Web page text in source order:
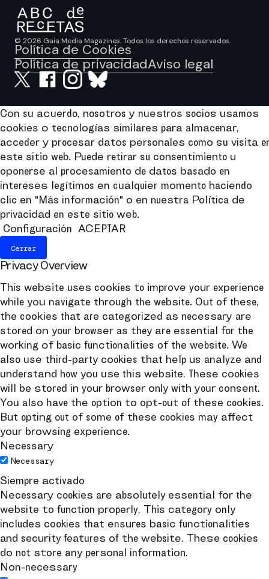
© 2026 Gaia Media Magazines. Todos los derechos reservados.
Política de Cookies
Política de privacidadAviso legal
Con su acuerdo, nosotros y nuestros socios usamos
cookies o tecnologías similares para almacenar,
acceder y procesar datos personales como su visita
este sitio web. Puede retirar su consentimiento u
oponerse al procesamiento de datos basado en
intereses legítimos en cualquier momento haciendo
clic en "Más información" o en nuestra Política de
privacidad en este sitio web.
Configuración
ACEPTAR
Cerrar
Privacy Overview
This website uses cookies to improve your experience
while you navigate through the website. Out of these,
the cookies that are categorized as necessary are
stored on your browser as they are essential for the
working of basic functionalities of the website. We
also use third-party cookies that help us analyze and
understand how you use this website. These cookies
will be stored in your browser only with your consent.
You also have the option to opt-out of these cookies.
But opting out of some of these cookies may affect
your browsing experience.
Necessary
Necessary
Siempre activado
Necessary cookies are absolutely essential for the
website to function properly. This category only
includes cookies that ensures basic functionalities
and security features of the website. These cookies
do not store any personal information.
Non-necessary